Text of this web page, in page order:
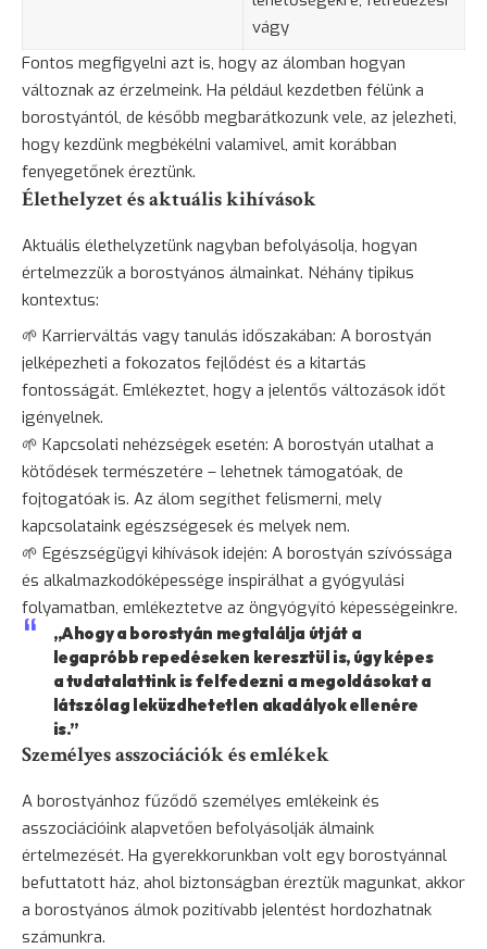
vágy
Fontos megfigyelni azt is, hogy az álomban hogyan
változnak az érzelmeink. Ha például kezdetben félünk a
borostyántól, de később megbarátkozunk vele, az jelezheti,
hogy kezdünk megbékélni valamivel, amit korábban
fenyegetőnek éreztünk.
Élethelyzet és aktuális kihívások
Aktuális élethelyzetünk nagyban befolyásolja, hogyan
értelmezzük a borostyános álmainkat. Néhány tipikus
kontextus:
🌱 Karrierváltás vagy tanulás időszakában: A borostyán
jelképezheti a fokozatos fejlődést és a kitartás
fontosságát. Emlékeztet, hogy a jelentős változások időt
igényelnek.
🌱 Kapcsolati nehézségek esetén: A borostyán utalhat a
kötődések természetére – lehetnek támogatóak, de
fojtogatóak is. Az álom segíthet felismerni, mely
kapcsolataink egészségesek és melyek nem.
🌱 Egészségügyi kihívások idején: A borostyán szívóssága
és alkalmazkodóképessége inspirálhat a gyógyulási
folyamatban, emlékeztetve az öngyógyító képességeinkre.
„Ahogy a borostyán megtalálja útját a
legapróbb repedéseken keresztül is, úgy képes
a tudatalattink is felfedezni a megoldásokat a
látszólag leküzdhetetlen akadályok ellenére
is.”
Személyes asszociációk és emlékek
A borostyánhoz fűződő személyes emlékeink és
asszociációink alapvetően befolyásolják álmaink
értelmezését. Ha gyerekkorunkban volt egy borostyánnal
befuttatott ház, ahol biztonságban éreztük magunkat, akkor
a borostyános álmok pozitívabb jelentést hordozhatnak
számunkra.